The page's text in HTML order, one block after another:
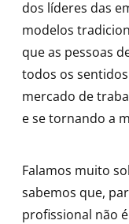
dos líderes das
modelos
que as pessoas
todos os
mercado de
e se tornando a
Falamos muito
sabemos que,
profissional não